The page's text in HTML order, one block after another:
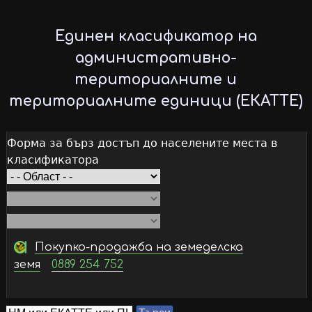
to
main
content
Единен класификатор на
административно-
териториалните и
териториалните единици (ЕКАТТЕ)
Форма за бърз достъп до населените места в
класификатора
Покупко-продажба на земеделска
земя
0889 254 752